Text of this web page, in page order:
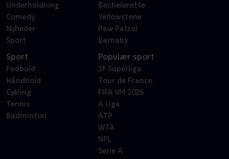
Underholdning
Comedy
Nyheder
Sport
Bachelorette
Yellowstone
Paw Patrol
Barnaby
Sport
Fodbold
Håndbold
Cykling
Tennis
Badminton
Populær sport
3F Superliga
Tour de France
FIFA VM 2026
A Liga
ATP
WTA
NFL
Serie A